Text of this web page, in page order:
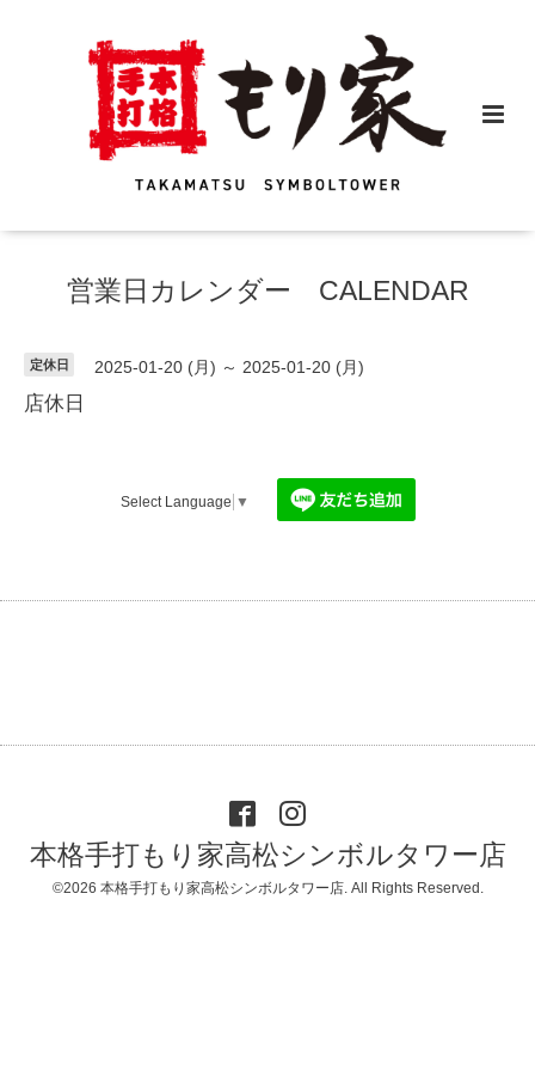
営業日カレンダー CALENDAR
定休日 2025-01-20 (月) ～ 2025-01-20 (月)
店休日
Select Language ▼
本格手打もり家高松シンボルタワー店
©2026 本格手打もり家高松シンボルタワー店. All Rights Reserved.